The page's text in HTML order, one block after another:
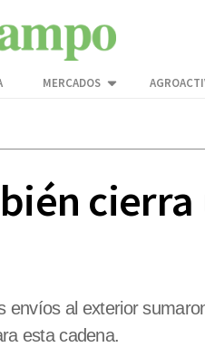
MERCADOS
al exterior
esta cadena.